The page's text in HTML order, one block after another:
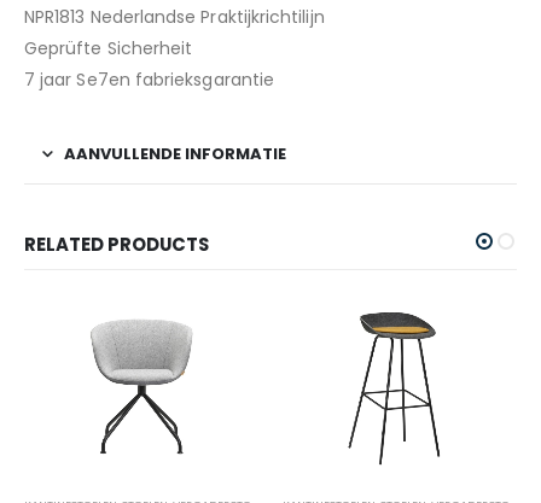
NPR1813 Nederlandse Praktijkrichtilijn
Geprüfte Sicherheit
7 jaar Se7en fabrieksgarantie
AANVULLENDE INFORMATIE
RELATED PRODUCTS